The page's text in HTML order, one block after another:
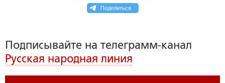
Поделиться
Подписывайте на телеграмм-канал
Русская народная линия